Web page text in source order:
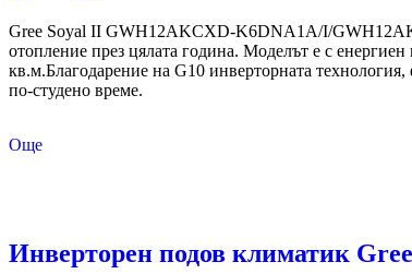
Gree Soyal II GWH12AKCXD-K6DNA1A/I/
отопление през цялата година. Моделът е с
кв.м.Благодарение на G10 инверторната
по-студено време.
Още
Инверторен подов климатик